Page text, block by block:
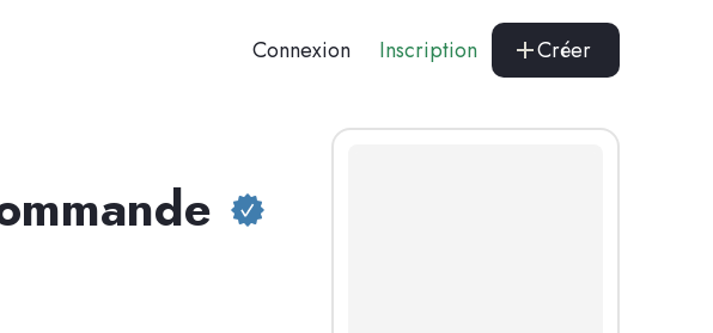
Connexion Inscription Créer